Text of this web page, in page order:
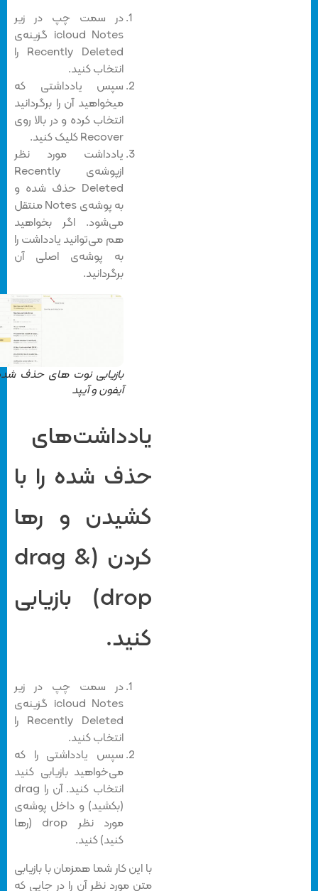
در سمت چپ در زیر
icloud Notes گزینه‌ی
Recently Deleted را
انتخاب کنید.
سپس یادداشتی که
میخواهید آن را برگردانید
انتخاب کرده و در بالا روی
Recover کلیک کنید.
یادداشت مورد نظر
ازپوشه‌ی Recently
Deleted حذف شده و
به پوشه‌ی Notes منتقل
می‌شود. اگر بخواهید
هم می‌توانید یادداشت را
به پوشه‌ی اصلی آن
برگردانید.
بازیابی نوت های حذف شده از
آیفون و آیپد
یادداشت‌های
حذف شده را با
کشیدن و رها
کردن (drag &
drop) بازیابی
کنید.
در سمت چپ در زیر
icloud Notes گزینه‌ی
Recently Deleted را
انتخاب کنید.
سپس یادداشتی را که
می‌خواهید بازیابی کنید
انتخاب کنید. آن را drag
(بکشید) و داخل پوشه‌ی
مورد نظر drop (رها
کنید) کنید.
با این کار شما همزمان با بازیابی
متن مورد نظر آن را در جایی که